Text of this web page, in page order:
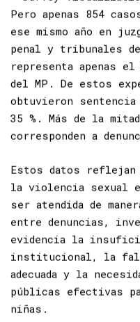
Pero apenas 854
ese mismo año en
penal y tribunales
representa apenas el
del MP. De estos
obtuvieron
35 %. Más de la
Estos datos reflejan
la violencia sexual
ser atendida de
entre denuncias,
evidencia la
institucional, la
adecuada y la
públicas efectivas